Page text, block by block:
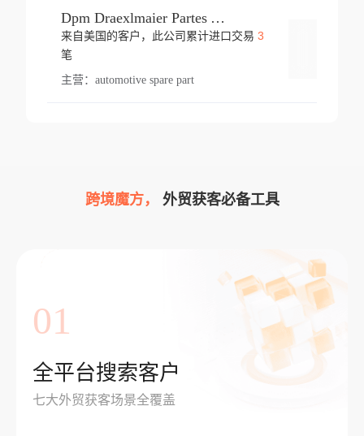
Dpm Draexlmaier Partes Automotrices Corr Ind Huejotzingo
来自美国的客户，此公司累计进口交易 3
笔
主营： automotive spare part
跨境魔方， 外贸获客必备工具
01
全平台搜索客户
七大外贸获客场景全覆盖